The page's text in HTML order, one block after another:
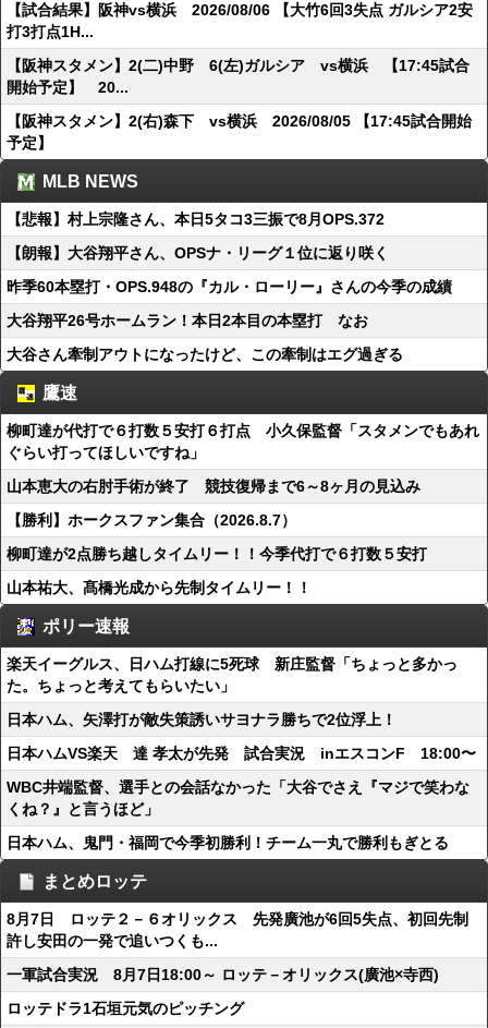
【試合結果】阪神vs横浜 2026/08/06 【大竹6回3失点 ガルシア2安
打3打点1H...
【阪神スタメン】2(二)中野 6(左)ガルシア vs横浜 【17:45試合
開始予定】 20...
【阪神スタメン】2(右)森下 vs横浜 2026/08/05 【17:45試合開始
予定】
MLB NEWS
【悲報】村上宗隆さん、本日5タコ3三振で8月OPS.372
【朗報】大谷翔平さん、OPSナ・リーグ１位に返り咲く
昨季60本塁打・OPS.948の『カル・ローリー』さんの今季の成績
大谷翔平26号ホームラン！本日2本目の本塁打 なお
大谷さん牽制アウトになったけど、この牽制はエグ過ぎる
鷹速
柳町達が代打で６打数５安打６打点 小久保監督「スタメンでもあれ
ぐらい打ってほしいですね」
山本恵大の右肘手術が終了 競技復帰まで6～8ヶ月の見込み
【勝利】ホークスファン集合（2026.8.7）
柳町達が2点勝ち越しタイムリー！！今季代打で６打数５安打
山本祐大、髙橋光成から先制タイムリー！！
ポリー速報
楽天イーグルス、日ハム打線に5死球 新庄監督「ちょっと多かっ
た。ちょっと考えてもらいたい」
日本ハム、矢澤打が敵失策誘いサヨナラ勝ちで2位浮上！
日本ハムVS楽天 達 孝太が先発 試合実況 inエスコンF 18:00〜
WBC井端監督、選手との会話なかった「大谷でさえ『マジで笑わな
くね？』と言うほど」
日本ハム、鬼門・福岡で今季初勝利！チーム一丸で勝利もぎとる
まとめロッテ
8月7日 ロッテ２－６オリックス 先発廣池が6回5失点、初回先制
許し安田の一発で追いつくも...
一軍試合実況 8月7日18:00～ ロッテ－オリックス(廣池×寺西)
ロッテドラ1石垣元気のピッチング